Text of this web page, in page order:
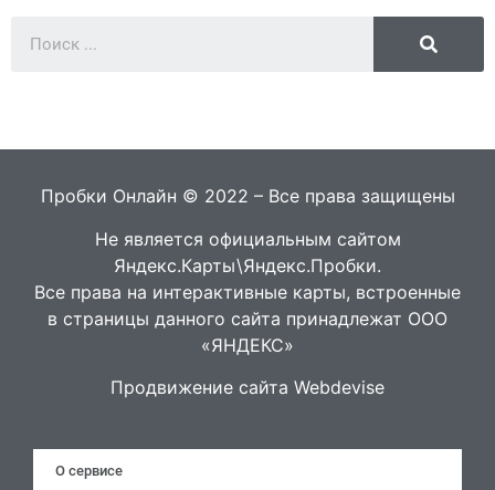
Пробки Онлайн © 2022 – Все права защищены
Не является официальным сайтом
Яндекс.Карты\Яндекс.Пробки.
Все права на интерактивные карты, встроенные
в страницы данного сайта принадлежат ООО
«ЯНДЕКС»
Продвижение сайта Webdevise
О сервисе